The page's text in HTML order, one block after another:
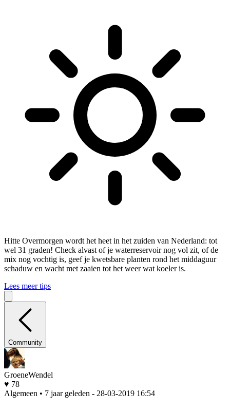
Hitte Overmorgen wordt het heet in het zuiden van Nederland: tot
wel 31 graden! Check alvast of je waterreservoir nog vol zit, of de
mix nog vochtig is, geef je kwetsbare planten rond het middaguur
schaduw en wacht met zaaien tot het weer wat koeler is.
Lees meer tips
Community
GroeneWendel
♥ 78
Algemeen • 7 jaar geleden - 28-03-2019 16:54